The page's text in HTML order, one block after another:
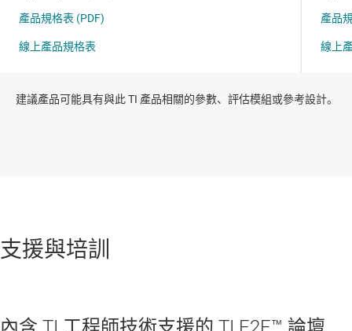
建議產品可能具有與此 TI 產品相關的參數、評估模組或參考設計。
支援與培訓